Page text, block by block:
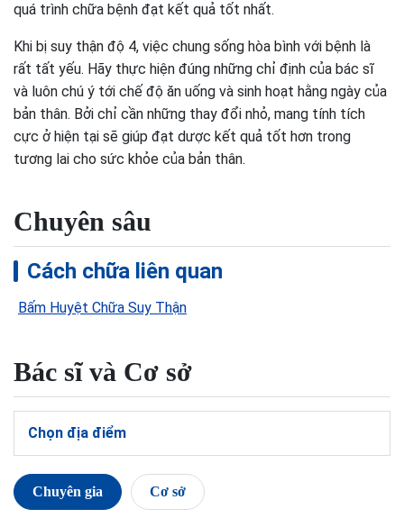
quá trình chữa bệnh đạt kết quả tốt nhất.
Khi bị suy thận độ 4, việc chung sống hòa bình với bệnh là
rất tất yếu. Hãy thực hiện đúng những chỉ định của bác sĩ
và luôn chú ý tới chế độ ăn uống và sinh hoạt hằng ngày của
bản thân. Bởi chỉ cần những thay đổi nhỏ, mang tính tích
cực ở hiện tại sẽ giúp đạt dược kết quả tốt hơn trong
tương lai cho sức khỏe của bản thân.
Chuyên sâu
Cách chữa liên quan
Bấm Huyệt Chữa Suy Thận
Bác sĩ và Cơ sở
Chọn địa điểm
Chuyên gia Cơ sở